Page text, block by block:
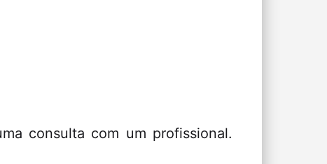
consulta com um profissional.